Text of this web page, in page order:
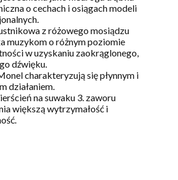
o cechach i osiągach modeli
z różowego mosiądzu
muzykom o różnym poziomie
w uzyskaniu zaokrąglonego,
dźwięku.
charakteryzują się płynnym i
działaniem.
na suwaku 3. zaworu
większą wytrzymałość i